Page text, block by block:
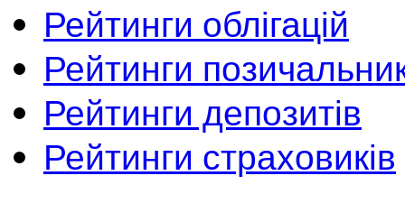
Рейтинги облігацій
Рейтинги
Рейтинги депозитів
Рейтинги страховиків